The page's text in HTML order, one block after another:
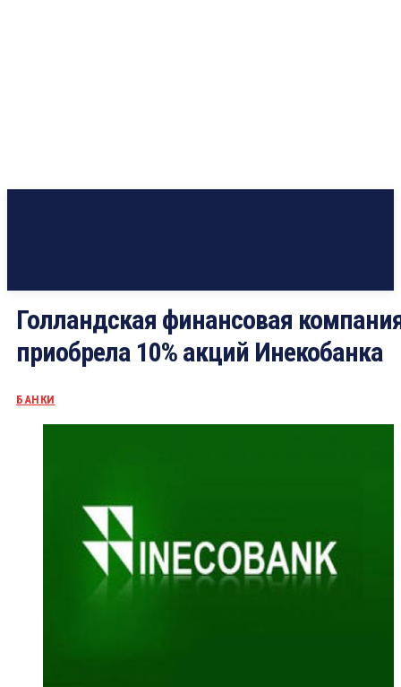
Голландская финансовая
приобрела 10% акций Инекобанка
БАНКИ